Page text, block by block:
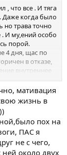
, что все . И тяга
Даже когда было
но трава точно
. И му,ений особо
порой.
4 дня, щас по
в отказе,
внутреннее
мативация
жизнь в
пох на
ПАС я
не с чего,
ней около двух